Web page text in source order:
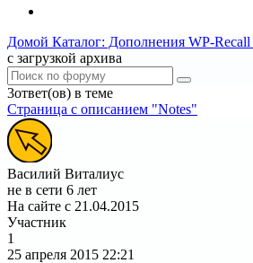
Домой Каталог: Дополнения WP-Recall
с загрузкой архива
3ответ(ов) в теме
Страница c описанием "Notes"
Василий Виталиус
не в сети 6 лет
На сайте с 21.04.2015
Участник
1
25 апреля 2015 22:21